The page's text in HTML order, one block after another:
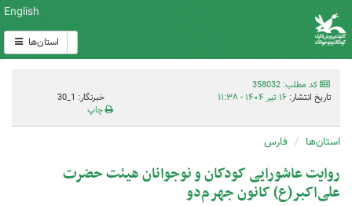
English
استان‌ها
کد مطلب: 358032
تاریخ انتشار: ۱۶ تیر ۱۴۰۴ - ۱۱:۳۸
خبرنگار: 1_30
چاپ
استان‌ها فارس
روایت عاشورایی کودکان و نوجوانان هیئت حضرت
علی‌اکبر(ع) کانون جهرم‌دو